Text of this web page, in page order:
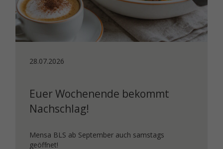
28.07.2026
Euer Wochenende bekommt
Nachschlag!
Mensa BLS ab September auch samstags
geöffnet!